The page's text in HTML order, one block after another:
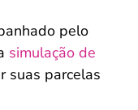
pelo
simulação de
suas parcelas